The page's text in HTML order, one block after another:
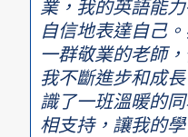
業，我的英語能
自信地表達自己
一群敬業的老師
我不斷進步和成
識了一班溫暖的
相支持，讓我的